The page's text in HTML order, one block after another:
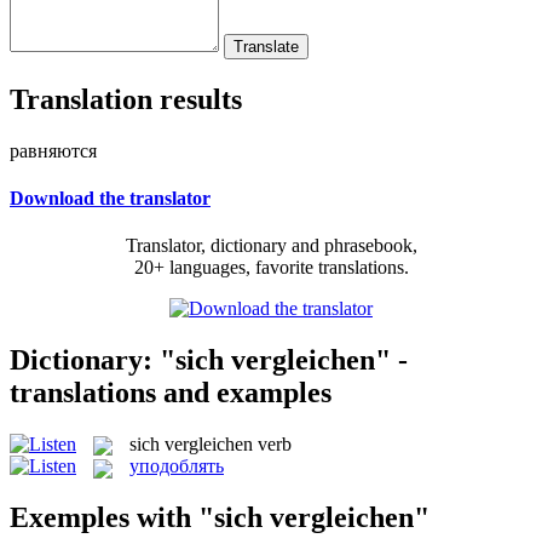
Translation results
равняются
Download the translator
Translator, dictionary and phrasebook,
20+ languages, favorite translations.
Dictionary: "sich vergleichen" -
translations and examples
sich vergleichen verb
уподоблять
Exemples with "sich vergleichen"